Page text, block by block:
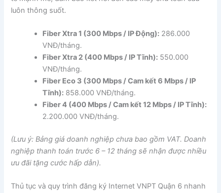
luôn thông suốt.
Fiber Xtra 1 (300 Mbps / IP Động): 286.000
VNĐ/tháng.
Fiber Xtra 2 (400 Mbps / IP Tĩnh): 550.000
VNĐ/tháng.
Fiber Eco 3 (300 Mbps / Cam kết 6 Mbps / IP
Tĩnh): 858.000 VNĐ/tháng.
Fiber 4 (400 Mbps / Cam kết 12 Mbps / IP Tĩnh):
2.200.000 VNĐ/tháng.
(Lưu ý: Bảng giá doanh nghiệp chưa bao gồm VAT. Doanh
nghiệp thanh toán trước 6 – 12 tháng sẽ nhận được nhiều
ưu đãi tặng cước hấp dẫn).
Thủ tục và quy trình đăng ký Internet VNPT Quận 6 nhanh